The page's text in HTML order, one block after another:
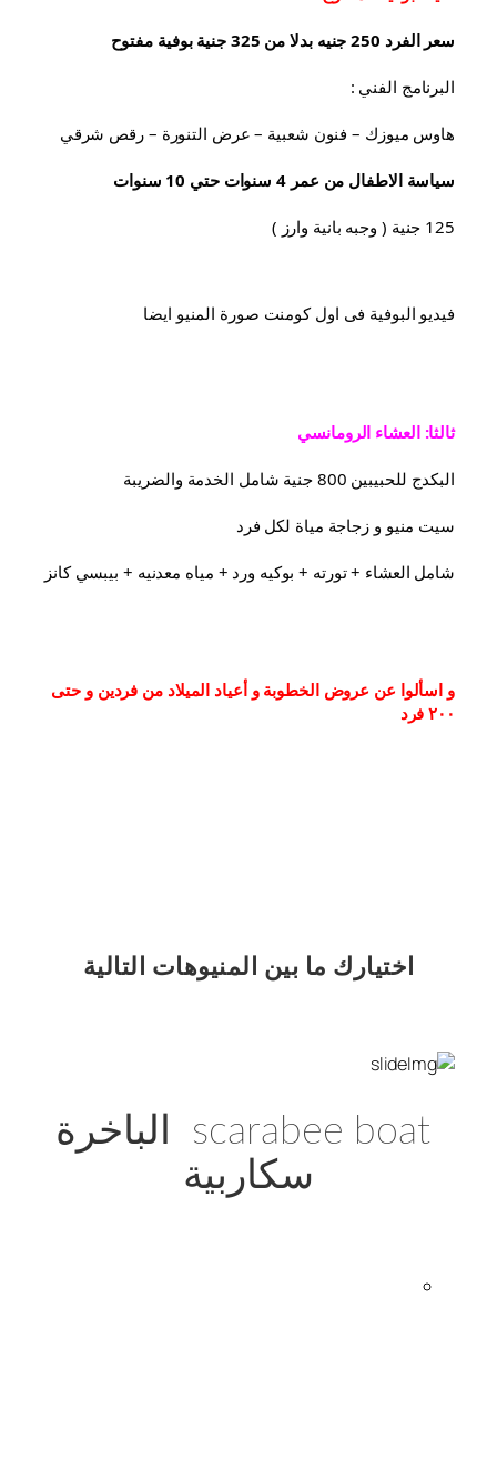
سعر الفرد 250 جنيه بدلا من 325 جنية بوفية مفتوح
البرنامج الفني :
هاوس ميوزك – فنون شعبية – عرض التنورة – رقص شرقي
سياسة الاطفال من عمر 4 سنوات حتي 10 سنوات
125 جنية ( وجبه بانية وارز )
فيديو البوفية فى اول كومنت صورة المنيو ايضا
ثالثا: العشاء الرومانسي
البكدج للحبيبين 800 جنية شامل الخدمة والضريبة
سيت منيو و زجاجة مياة لكل فرد
شامل العشاء⁦⁩ + تورته + بوكيه ورد + مياه معدنيه + بيبسي كانز
٢٠٠ فرد
اختيارك ما بين المنيوهات التالية
scarabee boat الباخرة
سكاربية